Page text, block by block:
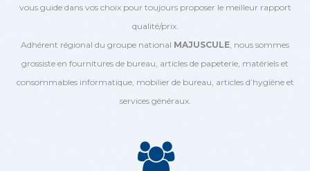
vous guide dans vos choix pour toujours proposer le meilleur rapport
qualité/prix.
Adhérent régional du groupe national MAJUSCULE , nous sommes
grossiste en fournitures de bureau, articles de papeterie, matériels et
consommables informatique, mobilier de bureau, articles d’hygiène et
services généraux.